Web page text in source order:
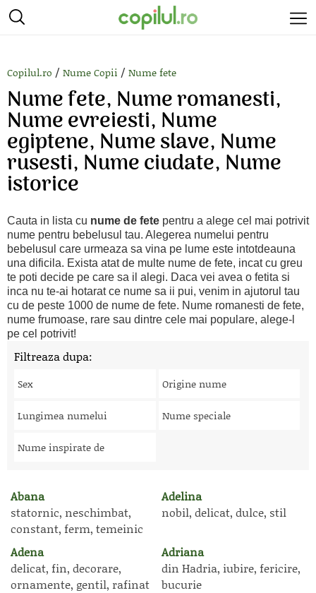
Copilul.ro / Nume Copii / Nume fete
Nume fete, Nume romanesti,
Nume evreiesti, Nume
egiptene, Nume slave, Nume
rusesti, Nume ciudate, Nume
istorice
Cauta in lista cu nume de fete pentru a alege cel mai potrivit
nume pentru bebelusul tau. Alegerea numelui pentru
bebelusul care urmeaza sa vina pe lume este intotdeauna
una dificila. Exista atat de multe nume de fete, incat cu greu
te poti decide pe care sa il alegi. Daca vei avea o fetita si
inca nu te-ai hotarat ce nume sa ii pui, venim in ajutorul tau
cu de peste 1000 de nume de fete. Nume romanesti de fete,
nume frumoase, rare sau dintre cele mai populare, alege-l
pe cel potrivit!
Filtreaza dupa:
Sex Origine nume
Lungimea numelui Nume speciale
Nume inspirate de
Abana
statornic, neschimbat,
constant, ferm, temeinic
Adelina
nobil, delicat, dulce, stil
Adena
delicat, fin, decorare,
ornamente, gentil, rafinat
Adriana
din Hadria, iubire, fericire,
bucurie